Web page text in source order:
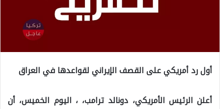
أول رد أمريكي على القصف الإيراني لقواعدها في العراق
أعلن الرئيس الأمريكي، دونالد ترامب، ، اليوم الخميس، أن